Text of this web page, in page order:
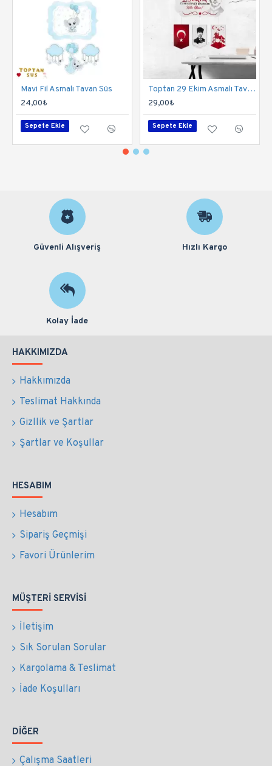
Mavi Fil Asmalı Tavan Süs
24,00₺
Sepete Ekle
Toptan 29 Ekim Asmalı Tavan Süs
29,00₺
Sepete Ekle
Güvenli Alışveriş Hızlı Kargo
Kolay İade
HAKKIMIZDA
Hakkımızda
Teslimat Hakkında
Gizllik ve Şartlar
Şartlar ve Koşullar
HESABIM
Hesabım
Sipariş Geçmişi
Favori Ürünlerim
MÜŞTERI SERVISI
İletişim
Sık Sorulan Sorular
Kargolama & Teslimat
İade Koşulları
DIĞER
Çalışma Saatleri